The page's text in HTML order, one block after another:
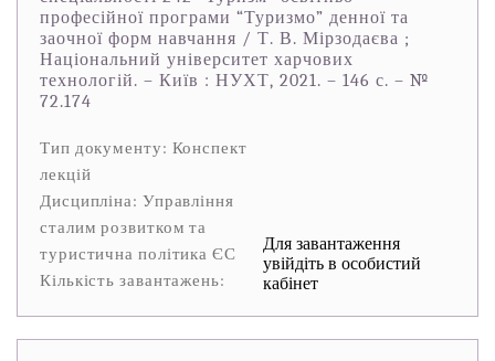
професійної програми “Туризмо” денної та
заочної форм навчання / Т. В. Мірзодаєва ;
Національний університет харчових
технологій. – Київ : НУХТ, 2021. – 146 с. – №
72.174
Тип документу: Конспект
лекцій
Дисципліна: Управління
сталим розвитком та
туристична політика ЄС
Кількість завантажень:
Для завантаження
увійдіть в особистий
кабінет